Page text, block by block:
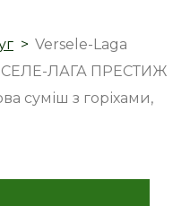
Versele-Laga
ЛАГА ПРЕСТИЖ
суміш з горіхами,